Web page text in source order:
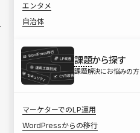
エンタメ
自治体
課題から探す
課題解決にお悩みの方
マーケターでのLP運用
WordPressからの移行